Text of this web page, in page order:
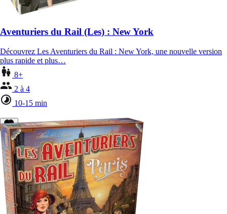
Aventuriers du Rail (Les) : New York
Découvrez Les Aventuriers du Rail : New York, une nouvelle version
plus rapide et plus…
8+
2 à 4
10-15 min